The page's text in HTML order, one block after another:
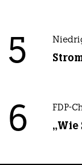
5
6 FDP-
„Wie